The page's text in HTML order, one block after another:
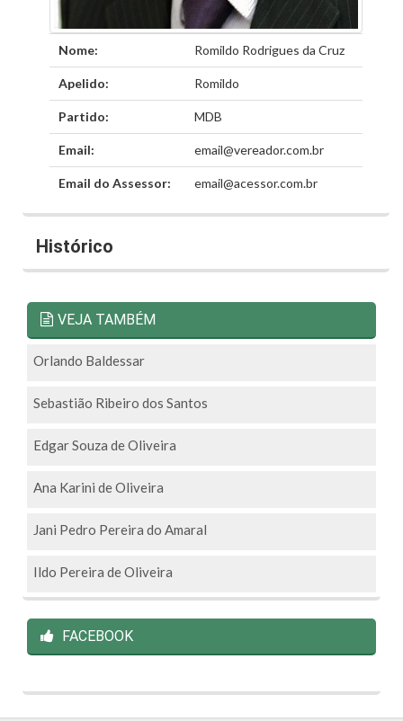
Nome: Romildo Rodrigues da Cruz
Apelido: Romildo
Partido: MDB
Email: email@vereador.com.br
Email do Assessor: email@acessor.com.br
Histórico
VEJA TAMBÉM
Orlando Baldessar
Sebastião Ribeiro dos Santos
Edgar Souza de Oliveira
Ana Karini de Oliveira
Jani Pedro Pereira do Amaral
Ildo Pereira de Oliveira
FACEBOOK